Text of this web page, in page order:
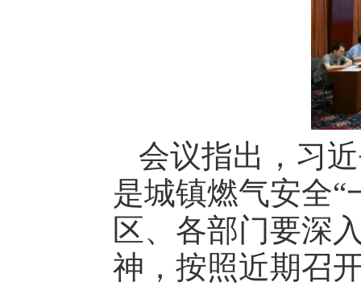
会议指出，习
是城镇燃气安全“
区、各部门要深
神，按照近期召